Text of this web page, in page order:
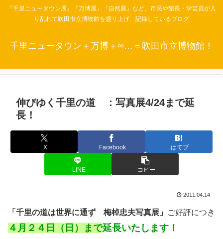
『千里ニュータウン展』『万博展』『自然展』など、市民や館長・学芸員が入
り乱れて吹田市立博物館を盛り上げ、記録しているブログ
千里ニュータウン＋万博＋∞…＝吹田市立博物館！
伸びゆく千里の道 ：写真展4/24まで延
長！
X Facebook はてブ
LINE コピー
2011.04.14
「千里の道は世界に通ず 梅棹忠夫写真展」 ご好評につき
４月２４日（日）まで延長いたします！